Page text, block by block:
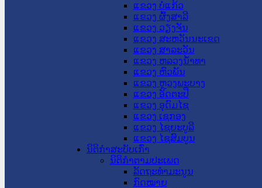
ແຂວງ ບໍ່ແກ້ວ
ແຂວງ ຜົ້ງສາລີ
ແຂວງ ວຽງຈັນ
ແຂວງ ສະຫວັນນະເຂດ
ແຂວງ ສາລະວັນ
ແຂວງ ຫລວງນໍ້າທາ
ແຂວງ ຫົວພັນ
ແຂວງ ຫຼວງພະບາງ
ແຂວງ ອັດຕະປື
ແຂວງ ອຸດົມໄຊ
ແຂວງ ເຊກອງ
ແຂວງ ໄຊຍະບູລີ
ແຂວງ ໄຊສົມບູນ
ນິຕິກໍາສະບັບເກົ່າ
ນິຕິກຳຕາມປະເພດ
ລັດຖະທໍາມະນູນ
ກົດໝາຍ